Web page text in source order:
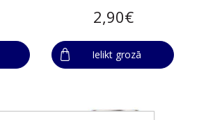
2,90€
Ielikt grozā